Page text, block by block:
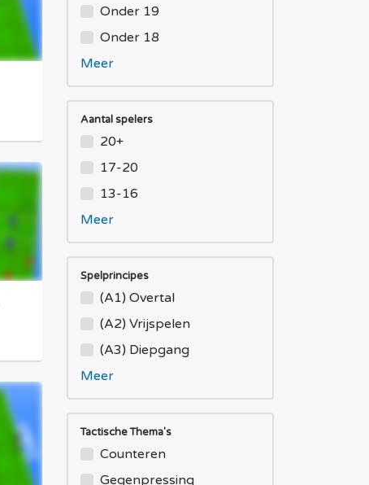
Onder 19
Onder 18
Meer
Aantal spelers
20+
17-20
13-16
Meer
Spelprincipes
(A1) Overtal
(A2) Vrijspelen
(A3) Diepgang
Meer
Tactische Thema's
Counteren
Gegenpressing